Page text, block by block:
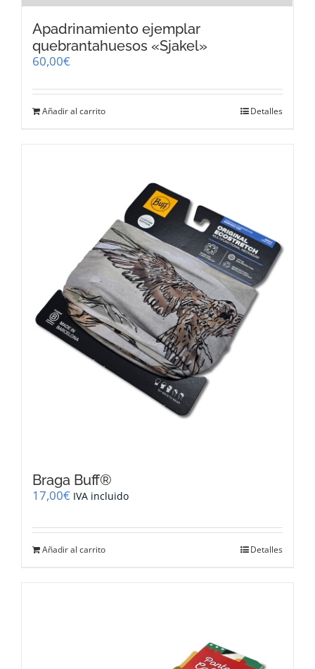
Apadrinamiento ejemplar
quebrantahuesos «Sjakel»
60,00€
Añadir al carrito Detalles
Braga Buff®
17,00€ IVA incluido
Añadir al carrito Detalles